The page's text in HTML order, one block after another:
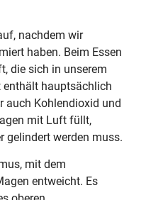
nachdem wir
haben. Beim Essen
die sich in unserem
hauptsächlich
auch Kohlendioxid und
mit Luft füllt,
gelindert werden muss.
mit dem
entweicht. Es